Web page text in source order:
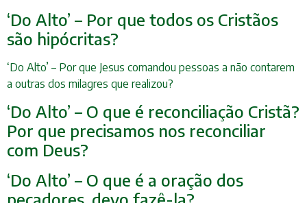
‘Do Alto’ – Por que todos os Cristãos
são hipócritas?
‘Do Alto’ – Por que Jesus comandou pessoas a não contarem
a outras dos milagres que realizou?
‘Do Alto’ – O que é reconciliação Cristã?
Por que precisamos nos reconciliar
com Deus?
‘Do Alto’ – O que é a oração dos